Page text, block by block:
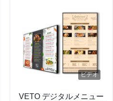
ビデオ
VETO デジタルメニュー